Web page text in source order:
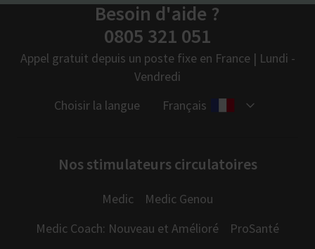
Besoin d'aide ?
0805 321 051
Appel gratuit depuis un poste fixe en France | Lundi -
Vendredi
Choisir la langue
Français
Nos stimulateurs circulatoires
Medic
Medic Genou
Medic Coach: Nouveau et Amélioré
ProSanté